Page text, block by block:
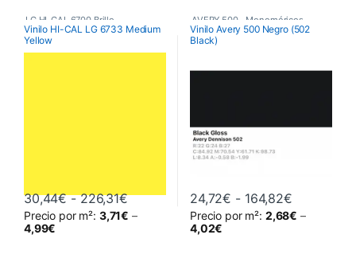
LG HI-CAL 6700 Brillo
Poliméricos
Vinilo HI-CAL LG 6733 Medium
Yellow
30,44€ - 226,31€Rango de precios: desde 30,44€
Precio por m²: 3,71€ –
4,99€
Este producto tiene múltiples variantes. Las opciones se
AVERY 500 Monoméricos
Vinilos De Corte
Vinilo Avery 500 Negro (502
Black)
24,72€ - 164,82€Rango de
Precio por m²: 2,68€ –
4,02€
Este producto tiene múltiples